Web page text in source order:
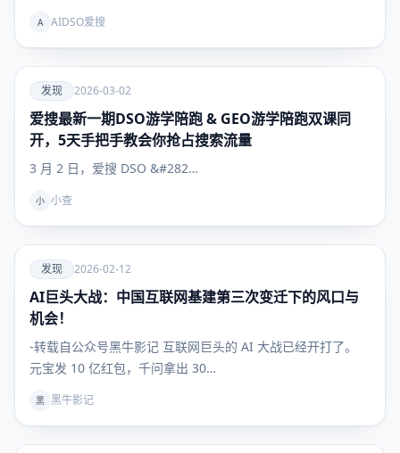
A AIDSO爱搜
爱
发现
发现 2026-03-02
爱搜最新一期DSO游学陪跑 & GEO游学陪跑双课同
开，5天手把手教会你抢占搜索流量
3 月 2 日，爱搜 DSO &#282…
小 小查
爱
发现
发现 2026-02-12
AI巨头大战：中国互联网基建第三次变迁下的风口与
机会！
-转载自公众号黑牛影记 互联网巨头的 AI 大战已经开打了。
元宝发 10 亿红包，千问拿出 30…
黑 黑牛影记